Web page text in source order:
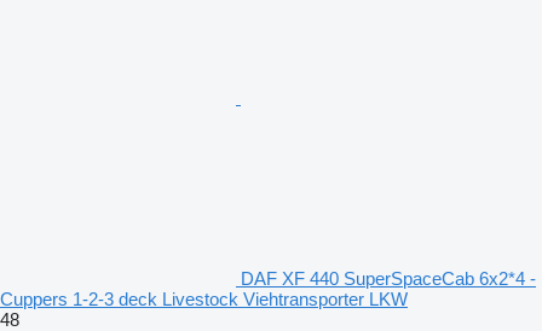
DAF XF 440 SuperSpaceCab 6x2*4 -
Cuppers 1-2-3 deck Livestock Viehtransporter LKW
48